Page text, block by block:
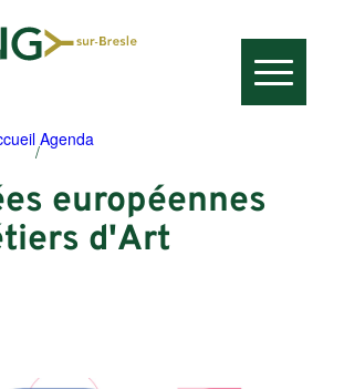
/
Agenda
européennes
d'Art